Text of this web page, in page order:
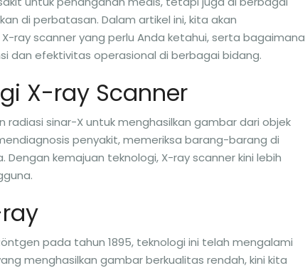
di perbatasan. Dalam artikel ini, kita akan
ray scanner yang perlu Anda ketahui, serta bagaimana
dan efektivitas operasional di berbagai bidang.
X-ray Scanner
sinar-X untuk menghasilkan gambar dari objek
penyakit, memeriksa barang-barang di
kemajuan teknologi, X-ray scanner kini lebih
pada tahun 1895, teknologi ini telah mengalami
menghasilkan gambar berkualitas rendah, kini kita